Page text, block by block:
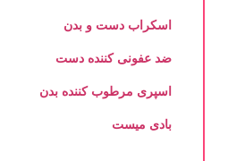
اسکراب دست و بدن
ضد عفونی کننده دست
اسپری مرطوب کننده بدن
بادی میست